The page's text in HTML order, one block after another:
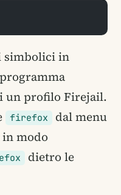
simbolici in
un profilo Firejail.
firefox
dal menu
modo
dietro le